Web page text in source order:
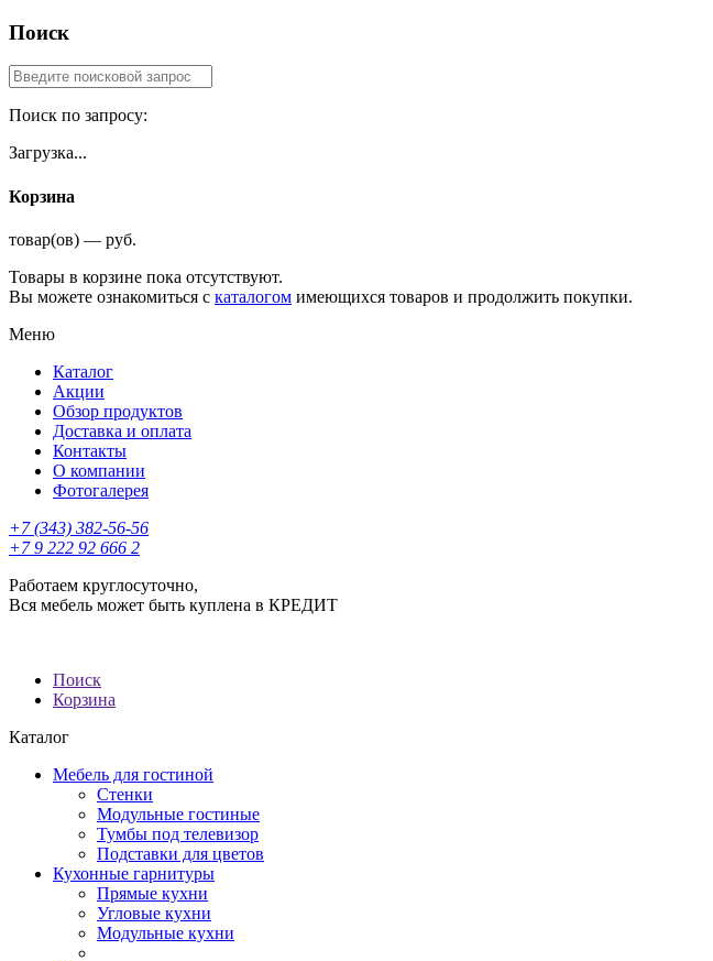
Поиск
Поиск по запросу:
Загрузка...
Корзина
товар(ов) — руб.
Товары в корзине пока отсутствуют.
Вы можете ознакомиться с каталогом имеющихся товаров и продолжить покупки.
Меню
Каталог
Акции
Обзор продуктов
Доставка и оплата
Контакты
О компании
Фотогалерея
+7 (343) 382-56-56
+7 9 222 92 666 2
Работаем круглосуточно,
Вся мебель может быть куплена в КРЕДИТ
Поиск
Корзина
Каталог
Мебель для гостиной
Стенки
Модульные гостиные
Тумбы под телевизор
Подставки для цветов
Кухонные гарнитуры
Прямые кухни
Угловые кухни
Модульные кухни